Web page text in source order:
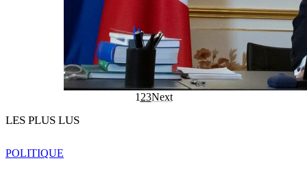
1 23Next
LES PLUS LUS
POLITIQUE